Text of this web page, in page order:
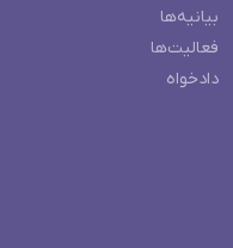
بیانیه‌ها
فعالیت‌ها
دادخواه